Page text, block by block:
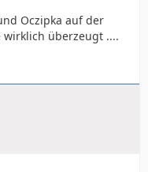
Oczipka auf der
wirklich überzeugt ....